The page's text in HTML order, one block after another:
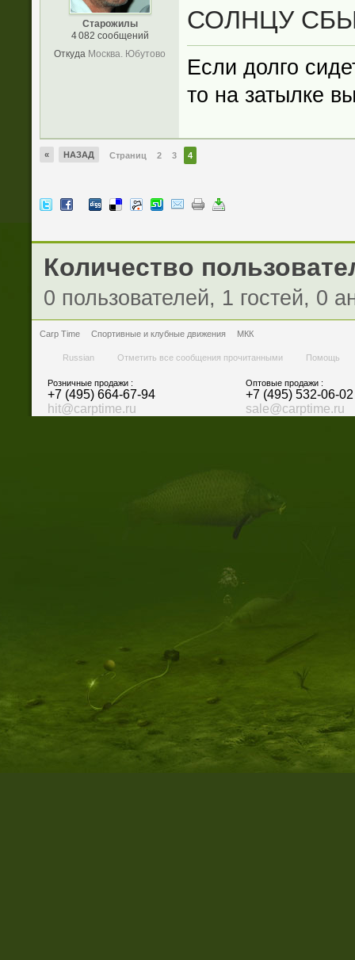
Старожилы
4 082 сообщений
Откуда Москва. Юбутово
СОЛНЦУ
Если долго
то на затылке
« НАЗАД Страниц 2 3 4
Количество
0 пользователей, 1 гостей, 0
Carp Time Спортивные и клубные движения МКК
Russian Отметить все сообщения прочитанными Помощь
Розничные продажи :
+7 (495) 664-67-94
hit@carptime.ru
Оптовые продажи :
+7 (495) 532-06-02
sale@carptime.ru